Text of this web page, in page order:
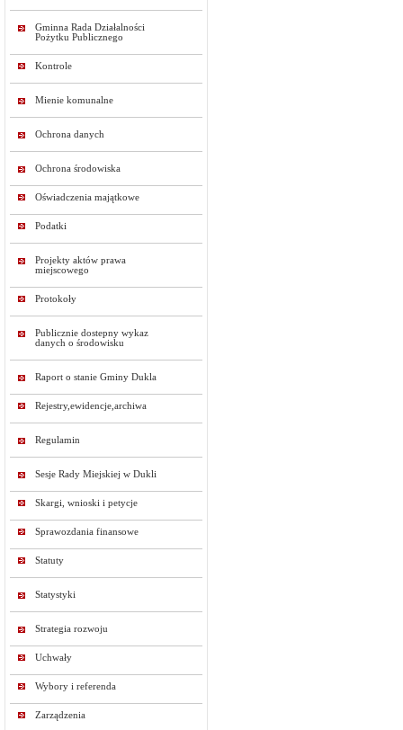
Gminna Rada Działalności
Pożytku Publicznego
Kontrole
Mienie komunalne
Ochrona danych
Ochrona środowiska
Oświadczenia majątkowe
Podatki
Projekty aktów prawa
miejscowego
Protokoły
Publicznie dostepny wykaz
danych o środowisku
Raport o stanie Gminy Dukla
Rejestry,ewidencje,archiwa
Regulamin
Sesje Rady Miejskiej w Dukli
Skargi, wnioski i petycje
Sprawozdania finansowe
Statuty
Statystyki
Strategia rozwoju
Uchwały
Wybory i referenda
Zarządzenia